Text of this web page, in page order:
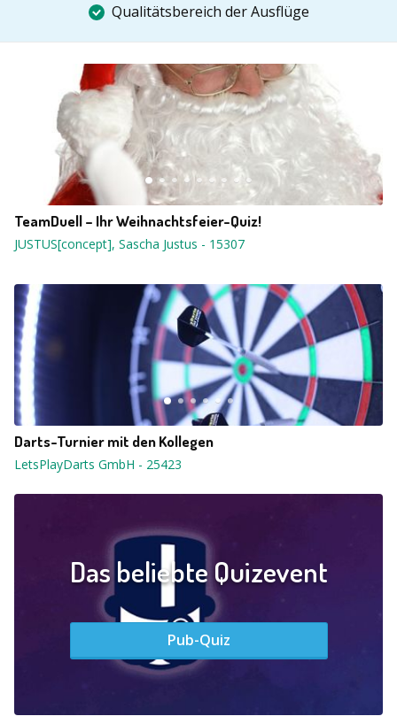
Qualitätsbereich der Ausflüge
TeamDuell – Ihr Weihnachtsfeier-Quiz!
JUSTUS[concept], Sascha Justus - 15307
Darts-Turnier mit den Kollegen
LetsPlayDarts GmbH - 25423
Das beliebte Quizevent
Pub-Quiz